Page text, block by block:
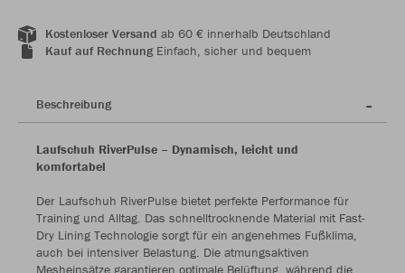
Kostenloser Versand ab 60 € innerhalb Deutschland
Kauf auf RechnungEinfach, sicher und bequem
Beschreibung
Laufschuh RiverPulse – Dynamisch, leicht und
komfortabel
Der Laufschuh RiverPulse bietet perfekte Performance für
Training und Alltag. Das schnelltrocknende Material mit Fast-
Dry Lining Technologie sorgt für ein angenehmes Fußklima,
auch bei intensiver Belastung. Die atmungsaktiven
Mesheinsätze garantieren optimale Belüftung, während die